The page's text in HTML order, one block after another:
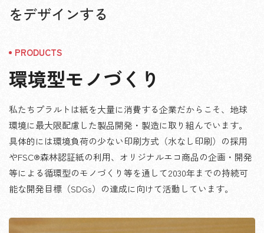
をデザインする
環境型モノづくり
私たちプラルトは紙を大量に消費する企業だからこそ、地球
環境に最大限配慮した製品開発・製造に取り組んでいます。
具体的には環境負荷の少ない印刷方式（水なし印刷）の採用
やFSC®森林認証紙の利用、オリジナルエコ商品の企画・開発
等による循環型のモノづくり等を通して2030年までの持続可
能な開発目標（SDGs）の達成に向けて活動しています。